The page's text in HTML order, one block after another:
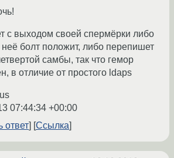
с выходом своей спермёрки либо
неё болт положит, либо перепишет
самбы, так что гемор
в отличие от простого ldaps
07:44:34 +00:00
ответ
Ссылка